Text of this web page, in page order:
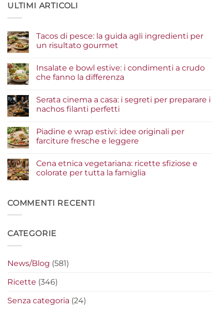
ULTIMI ARTICOLI
Tacos di pesce: la guida agli ingredienti per
un risultato gourmet
su
Tacos
di
guida
ingredienti
risultato
gourmet
Insalate e bowl estive: i condimenti a crudo
che fanno la differenza
su
Insalate
e
condimenti
a
fanno
differenza
Serata cinema a casa: i segreti per preparare i
nachos filanti perfetti
su
Serata
cinema
i
segreti
per
filanti
perfetti
Piadine e wrap estivi: idee originali per
farciture fresche e leggere
su
Piadine
e
originali
per
leggere
Cena etnica vegetariana: ricette sfiziose e
colorate per tutta la famiglia
Cena
etnica
e
famiglia
COMMENTI RECENTI
CATEGORIE
News/Blog (581)
Ricette (346)
Senza categoria (24)